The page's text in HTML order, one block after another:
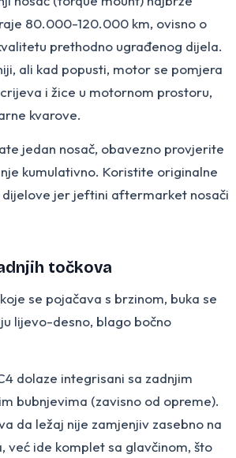
80.000-120.000 km, ovisno o
prethodno ugrađenog dijela.
ali kad popusti, motor se pomjera
i žice u motornom prostoru,
kvarove.
jedan nosač, obavezno provjerite
kumulativno. Koristite originalne
dijelove jer jeftini aftermarket nosači
točkova
se pojačava s brzinom, buka se
lijevo-desno, blago bočno
dolaze integrisani sa zadnjim
bubnjevima (zavisno od opreme).
da ležaj nije zamjenjiv zasebno na
već ide komplet sa glavčinom, što